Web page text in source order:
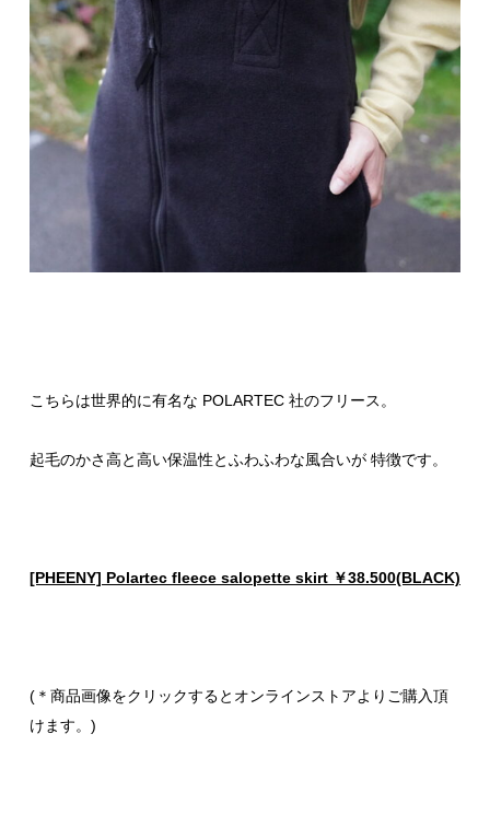
こちらは世界的に有名な POLARTEC 社のフリース。
起毛のかさ高と高い保温性とふわふわな風合いが 特徴です。
[PHEENY] Polartec fleece salopette skirt ￥38.500(BLACK)
(＊商品画像をクリックするとオンラインストアよりご購入頂
けます。)